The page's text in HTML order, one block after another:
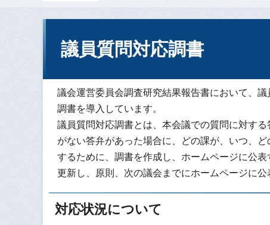
議員質問対応調書
議会運営委員会調査研究結果報告書において、
調書を導入しています。
議員質問対応調書とは、本会議での質問に対す
がない答弁があった場合に、どの課が、いつ、
するために、調書を作成し、ホームページに公
更新し、原則、次の議会までにホームページに公
対応状況について